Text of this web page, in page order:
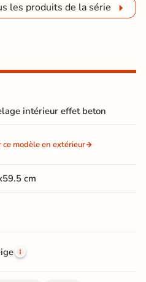
les produits de la série
intérieur effet beton
ce modèle en extérieur
cm